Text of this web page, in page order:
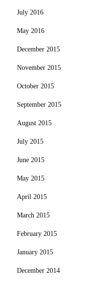
July 2016
May 2016
December 2015
November 2015
October 2015
September 2015
August 2015
July 2015
June 2015
May 2015
April 2015
March 2015
February 2015
January 2015
December 2014